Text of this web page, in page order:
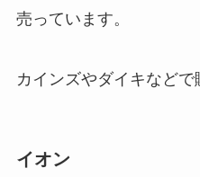
売っています。
カインズやダイキなどで
イオン